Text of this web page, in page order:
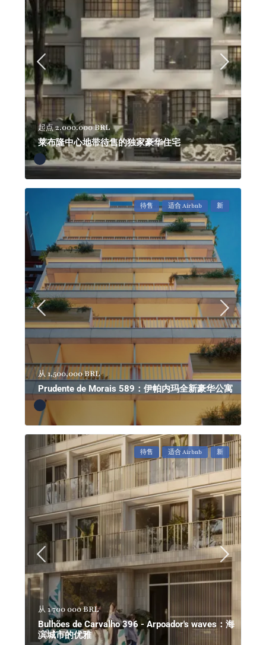
起点2.000.000 BRL
莱布隆中心地带待售的独家豪华住宅
待售 适合 Airbnb 新
从1,500,000 BRL
Prudente de Morais 589：伊帕内玛全新豪华公寓
待售 适合 Airbnb 新
从 1 700 000 BRL
Bulhões de Carvalho 396 - Arpoador's waves：海
滨城市的优雅